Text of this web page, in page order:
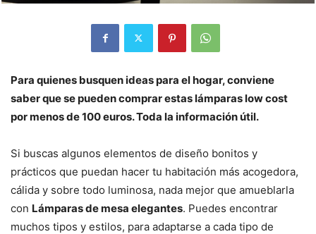
Para quienes busquen ideas para el hogar, conviene
saber que se pueden comprar estas lámparas low cost
por menos de 100 euros. Toda la información útil.
Si buscas algunos elementos de diseño bonitos y
prácticos que puedan hacer tu habitación más acogedora,
cálida y sobre todo luminosa, nada mejor que amueblarla
con Lámparas de mesa elegantes. Puedes encontrar
muchos tipos y estilos, para adaptarse a cada tipo de